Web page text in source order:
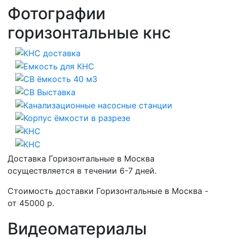
Фотографии
горизонтальные кнс
Доставка Горизонтальные в Москва
осуществляется в течении 6-7 дней.
Стоимость доставки Горизонтальные в Москва -
от 45000 р.
Видеоматериалы